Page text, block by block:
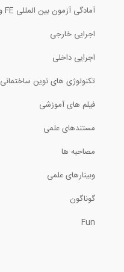
آمادگی آزمون بین المللی FE و PE
اجرایی خارجی
اجرایی داخلی
تکنولوژی های نوین ساختمانی
فیلم های آموزشی
مستندهای علمی
مصاحبه ها
وبینارهای علمی
گوناگون
Fun